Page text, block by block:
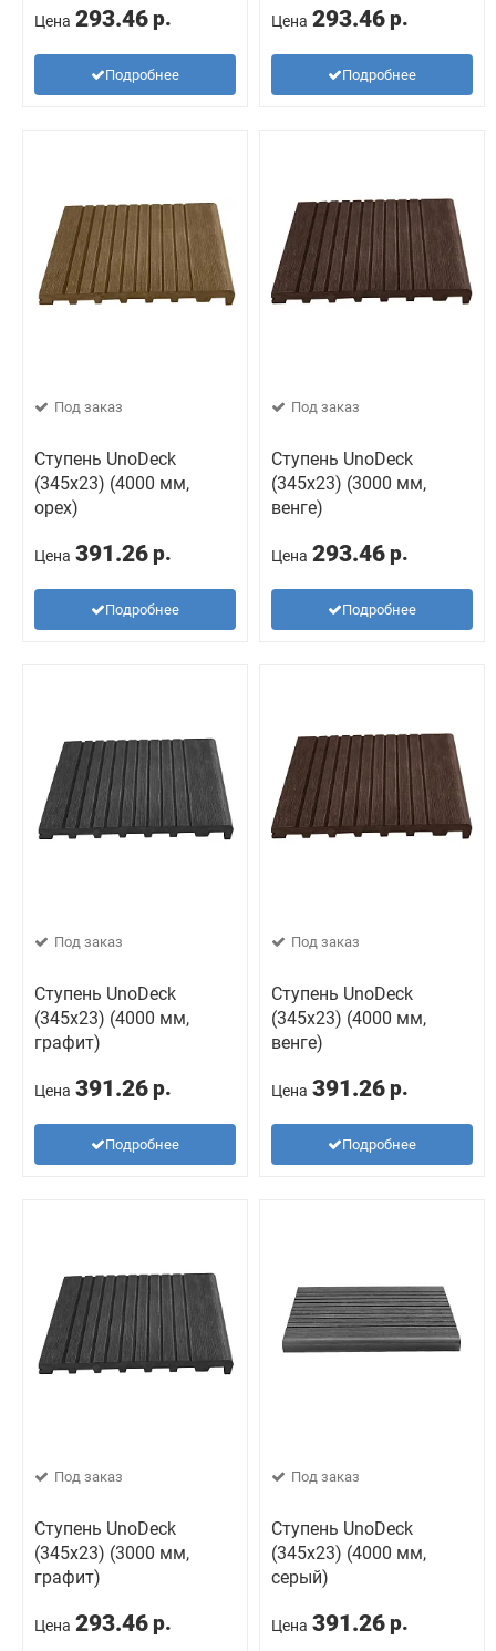
Цена 293.46 р.
Подробнее
Цена 293.46 р.
Подробнее
Под заказ
Ступень UnoDeck
(345x23) (4000 мм,
орех)
Цена 391.26 р.
Подробнее
Под заказ
Ступень UnoDeck
(345x23) (3000 мм,
венге)
Цена 293.46 р.
Подробнее
Под заказ
Ступень UnoDeck
(345x23) (4000 мм,
графит)
Цена 391.26 р.
Подробнее
Под заказ
Ступень UnoDeck
(345x23) (4000 мм,
венге)
Цена 391.26 р.
Подробнее
Под заказ
Ступень UnoDeck
(345x23) (3000 мм,
графит)
Цена 293.46 р.
Под заказ
Ступень UnoDeck
(345x23) (4000 мм,
серый)
Цена 391.26 р.